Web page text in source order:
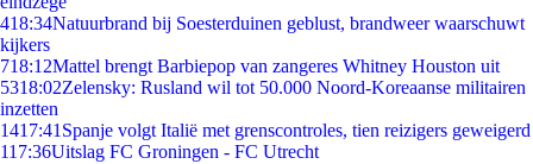
418:34Natuurbrand bij Soesterduinen geblust, brandweer waarschuwt
kijkers
718:12Mattel brengt Barbiepop van zangeres Whitney Houston uit
5318:02Zelensky: Rusland wil tot 50.000 Noord-Koreaanse militairen
inzetten
1417:41 Spanje volgt Italië met grenscontroles, tien reizigers geweigerd
117:36Uitslag FC Groningen - FC Utrecht